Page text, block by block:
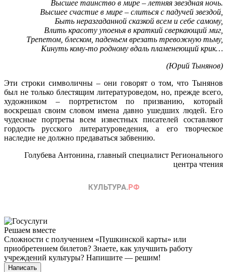
Высшее таинство в мире – летняя звездная ночь.
Высшее счастие в мире – слиться с падучей звездой,
Быть неразгаданной сказкой всем и себе самому,
Влить красоту упоенья в краткий сверкающий миг,
Трепетом, блеском, паденьем врезать тревожную тьму,
Кинуть кому-то родному вдаль пламенеющий крик…
(Юрий Тынянов)
Эти строки символичны – они говорят о том, что Тынянов
был не только блестящим литературоведом, но, прежде всего,
художником – портретистом по призванию, который
воскрешал своим словом имена давно ушедших людей. Его
чудесные портреты всем известных писателей составляют
гордость русского литературоведения, а его творческое
наследие не должно предаваться забвению.
Голубева Антонина, главный специалист Регионального
центра чтения
Решаем вместе
Сложности с получением «Пушкинской карты» или
приобретением билетов? Знаете, как улучшить работу
учреждений культуры? Напишите — решим!
Написать